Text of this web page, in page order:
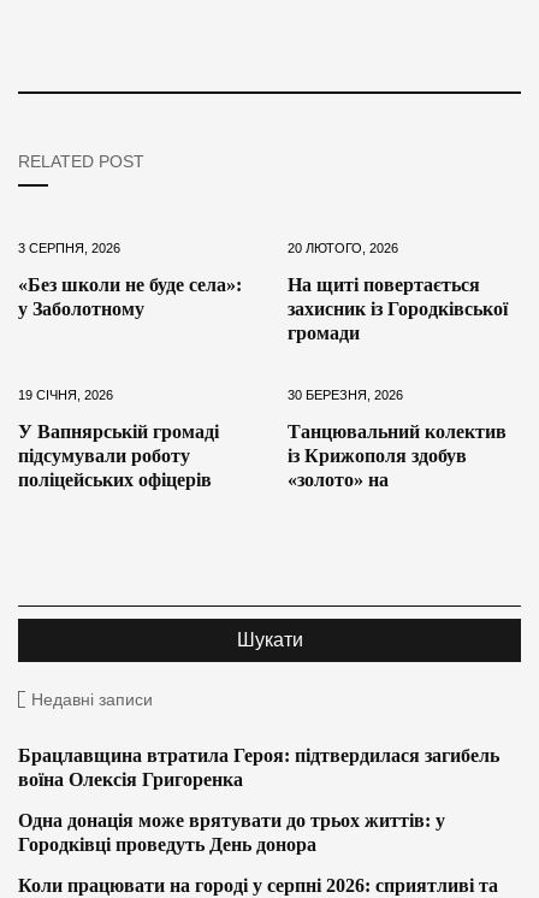
RELATED POST
3 СЕРПНЯ, 2026
«Без школи не буде села»:
у Заболотному
20 ЛЮТОГО, 2026
На щиті повертається
захисник із Городківської
громади
19 СІЧНЯ, 2026
У Вапнярській громаді
підсумували роботу
поліцейських офіцерів
30 БЕРЕЗНЯ, 2026
Танцювальний колектив
із Крижополя здобув
«золото» на
Недавні записи
Брацлавщина втратила Героя: підтвердилася загибель
воїна Олексія Григоренка
Одна донація може врятувати до трьох життів: у
Городківці проведуть День донора
Коли працювати на городі у серпні 2026: сприятливі та